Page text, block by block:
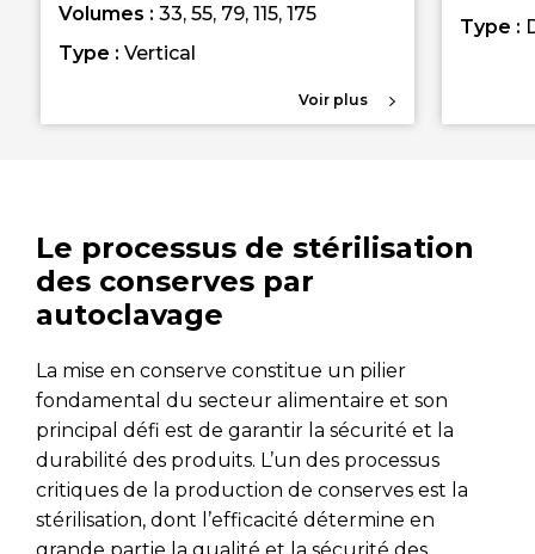
Volumes : 33, 55, 79, 115, 175
Type : Vertical
Voir plus
Type :
Le processus de stérilisation
des conserves par
autoclavage
La mise en conserve constitue un pilier
fondamental du secteur alimentaire et son
principal défi est de garantir la sécurité et la
durabilité des produits. L’un des processus
critiques de la production de conserves est la
stérilisation, dont l’efficacité détermine en